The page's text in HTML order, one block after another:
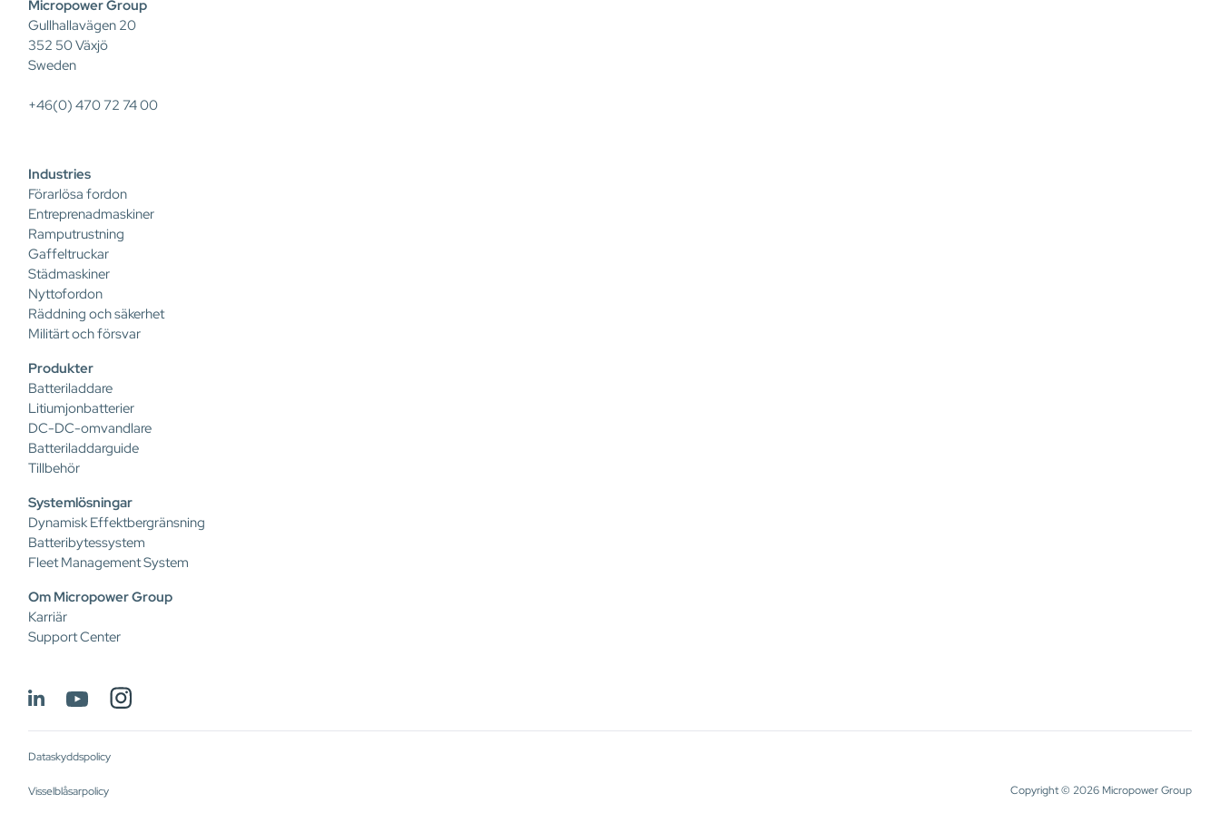
Micropower Group
Gullhallavägen 20
352 50 Växjö
Sweden
+46(0) 470 72 74 00
Industries
Förarlösa fordon
Entreprenadmaskiner
Ramputrustning
Gaffeltruckar
Städmaskiner
Nyttofordon
Räddning och säkerhet
Militärt och försvar
Produkter
Batteriladdare
Litiumjonbatterier
DC-DC-omvandlare
Batteriladdarguide
Tillbehör
Systemlösningar
Dynamisk Effektbergränsning
Batteribytessystem
Fleet Management System
Om Micropower Group
Karriär
Support Center
Dataskyddspolicy
Visselblåsarpolicy Copyright © 2026 Micropower Group